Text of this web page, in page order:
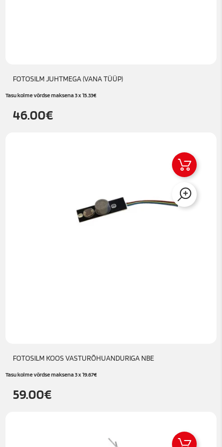
FOTOSILM JUHTMEGA (VANA TÜÜP)
46.00€
Tasu kolme võrdse maksena 3 x15.33€
FOTOSILM KOOS VASTURÕHUANDURIGA NBE
59.00€
Tasu kolme võrdse maksena 3 x19.67€